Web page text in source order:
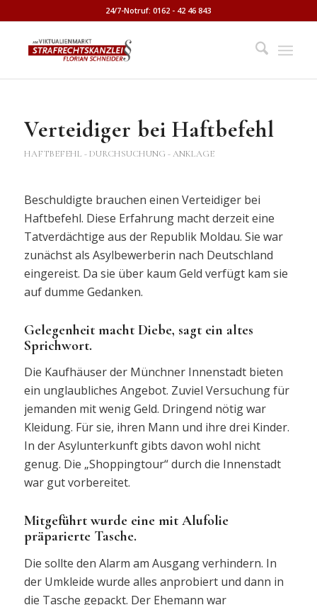
24/7-Notruf: 0162 - 42 46 843
Verteidiger bei Haftbefehl
HAFTBEFEHL - DURCHSUCHUNG - ANKLAGE
Beschuldigte brauchen einen Verteidiger bei
Haftbefehl. Diese Erfahrung macht derzeit eine
Tatverdächtige aus der Republik Moldau. Sie war
zunächst als Asylbewerberin nach Deutschland
eingereist. Da sie über kaum Geld verfügt kam sie
auf dumme Gedanken.
Gelegenheit macht Diebe, sagt ein altes
Sprichwort.
Die Kaufhäuser der Münchner Innenstadt bieten
ein unglaubliches Angebot. Zuviel Versuchung für
jemanden mit wenig Geld. Dringend nötig war
Kleidung. Für sie, ihren Mann und ihre drei Kinder.
In der Asylunterkunft gibts davon wohl nicht
genug. Die „Shoppingtour“ durch die Innenstadt
war gut vorbereitet.
Mitgeführt wurde eine mit Alufolie
präparierte Tasche.
Die sollte den Alarm am Ausgang verhindern. In
der Umkleide wurde alles anprobiert und dann in
die Tasche gepackt. Der Ehemann war